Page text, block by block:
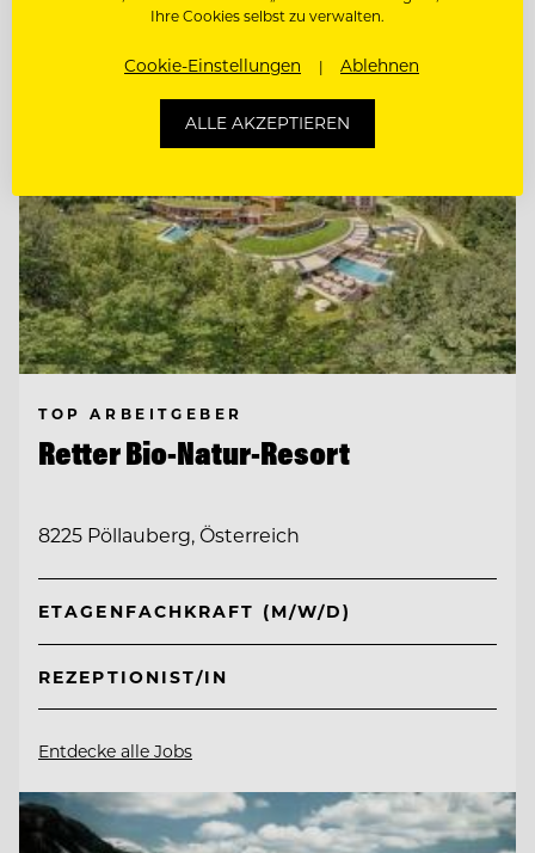
TOP ARBEITGEBER
Retter Bio-Natur-Resort
8225 Pöllauberg, Österreich
ETAGENFACHKRAFT (M/W/D)
REZEPTIONIST/IN
Entdecke alle Jobs
Ihre Cookies selbst zu verwalten.
Cookie-Einstellungen Ablehnen
ALLE AKZEPTIEREN